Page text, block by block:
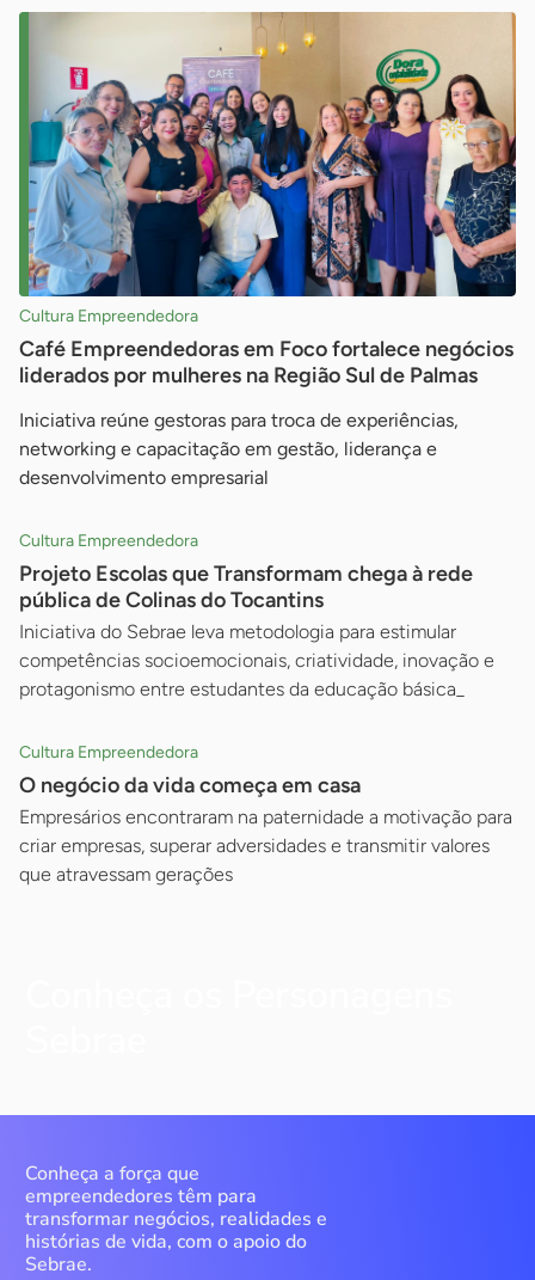
Cultura Empreendedora
Café Empreendedoras em Foco fortalece negócios
liderados por mulheres na Região Sul de Palmas
Iniciativa reúne gestoras para troca de experiências,
networking e capacitação em gestão, liderança e
desenvolvimento empresarial
Cultura Empreendedora
Projeto Escolas que Transformam chega à rede
pública de Colinas do Tocantins
Iniciativa do Sebrae leva metodologia para estimular
competências socioemocionais, criatividade, inovação e
protagonismo entre estudantes da educação básica_
Cultura Empreendedora
O negócio da vida começa em casa
Empresários encontraram na paternidade a motivação para
criar empresas, superar adversidades e transmitir valores
que atravessam gerações
Conheça a força que
empreendedores têm para
transformar negócios, realidades e
histórias de vida, com o apoio do
Sebrae.